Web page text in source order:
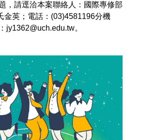
，請逕洽本案聯絡人：國際專修部
金英；電話：(03)4581196分機
jy1362@uch.edu.tw。